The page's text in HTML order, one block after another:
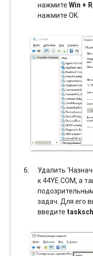
нажмитеWin + R
нажмите OK.
Удалить
к 44YE.COM, а
задач. Для его
введите